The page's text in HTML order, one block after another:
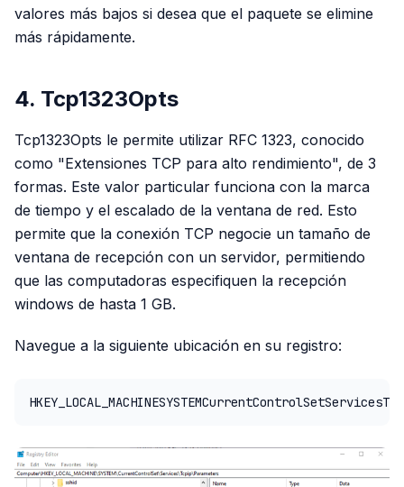
valores más bajos si desea que el paquete se elimine
más rápidamente.
4. Tcp1323Opts
Tcp1323Opts le permite utilizar RFC 1323, conocido
como "Extensiones TCP para alto rendimiento", de 3
formas. Este valor particular funciona con la marca
de tiempo y el escalado de la ventana de red. Esto
permite que la conexión TCP negocie un tamaño de
ventana de recepción con un servidor, permitiendo
que las computadoras especifiquen la recepción
windows de hasta 1 GB.
Navegue a la siguiente ubicación en su registro: